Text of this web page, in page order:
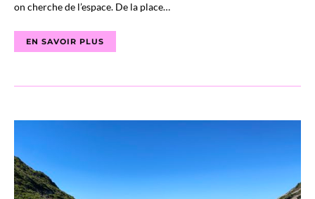
on cherche de l’espace. De la place…
EN SAVOIR PLUS